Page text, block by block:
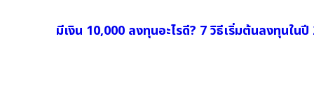
มีเงิน 10,000 ลงทุนอะไรดี? 7 วิธีเริ่มต้นลงทุนในปี